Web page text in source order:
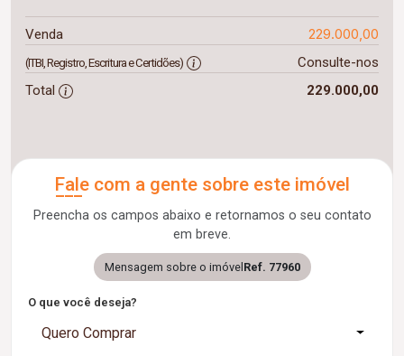
Venda 229.000,00
(ITBI, Registro, Escritura e Certidões)
Consulte-nos
Total
229.000,00
Fale com a gente sobre este imóvel
Preencha os campos abaixo e retornamos o seu contato
em breve.
Mensagem sobre o imóvelRef. 77960
O que você deseja?
Quero Comprar